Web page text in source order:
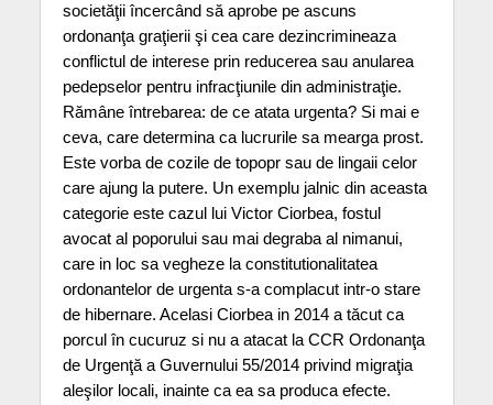
societăţii încercând să aprobe pe ascuns
ordonanţa graţierii şi cea care dezincrimineaza
conflictul de interese prin reducerea sau anularea
pedepselor pentru infracţiunile din administraţie.
Rămâne întrebarea: de ce atata urgenta? Si mai e
ceva, care determina ca lucrurile sa mearga prost.
Este vorba de cozile de topopr sau de lingaii celor
care ajung la putere. Un exemplu jalnic din aceasta
categorie este cazul lui Victor Ciorbea, fostul
avocat al poporului sau mai degraba al nimanui,
care in loc sa vegheze la constitutionalitatea
ordonantelor de urgenta s-a complacut intr-o stare
de hibernare. Acelasi Ciorbea in 2014 a tăcut ca
porcul în cucuruz si nu a atacat la CCR Ordonanţa
de Urgenţă a Guvernului 55/2014 privind migraţia
aleşilor locali, inainte ca ea sa produca efecte.